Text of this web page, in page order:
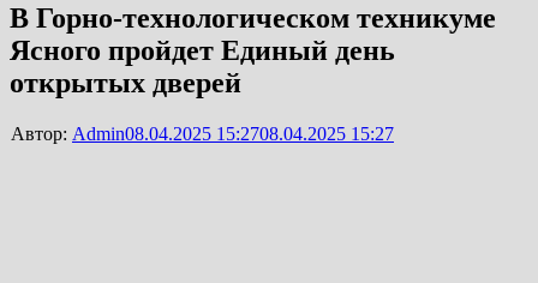
В Горно-технологическом техникуме
Ясного пройдет Единый день
открытых дверей
Автор: Admin08.04.2025 15:2708.04.2025 15:27